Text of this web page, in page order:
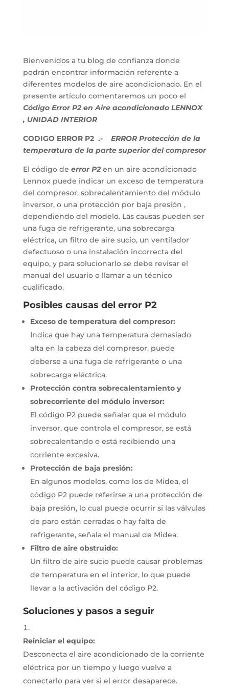
Bienvenidos a tu blog de confianza donde
podrán encontrar información referente a
diferentes modelos de aire acondicionado. En el
presente artículo comentaremos un poco el
Código Error P2 en Aire acondicionado LENNOX
, UNIDAD INTERIOR
CODIGO ERROR P2 .-
ERROR Protección de la
temperatura de la parte superior del compresor
El código de error P2en un aire acondicionado
Lennox puede indicar un exceso de temperatura
del compresor, sobrecalentamiento del módulo
inversor, o una protección por baja presión ,
dependiendo del modelo. Las causas pueden ser
una fuga de refrigerante, una sobrecarga
eléctrica, un filtro de aire sucio, un ventilador
defectuoso o una instalación incorrecta del
equipo, y para solucionarlo se debe revisar el
manual del usuario o llamar a un técnico
cualificado.
Posibles causas del error P2
Exceso de temperatura del compresor:
Indica que hay una temperatura demasiado
alta en la cabeza del compresor, puede
deberse a una fuga de refrigerante o una
sobrecarga eléctrica.
Protección contra sobrecalentamiento y
sobrecorriente del módulo inversor:
El código P2 puede señalar que el módulo
inversor, que controla el compresor, se está
sobrecalentando o está recibiendo una
corriente excesiva.
Protección de baja presión:
En algunos modelos, como los de Midea, el
código P2 puede referirse a una protección de
baja presión, lo cual puede ocurrir si las válvulas
de paro están cerradas o hay falta de
refrigerante, señala el manual de Midea.
Filtro de aire obstruido:
Un filtro de aire sucio puede causar problemas
de temperatura en el interior, lo que puede
llevar a la activación del código P2.
Soluciones y pasos a seguir
Reiniciar el equipo:
Desconecta el aire acondicionado de la corriente
eléctrica por un tiempo y luego vuelve a
conectarlo para ver si el error desaparece.